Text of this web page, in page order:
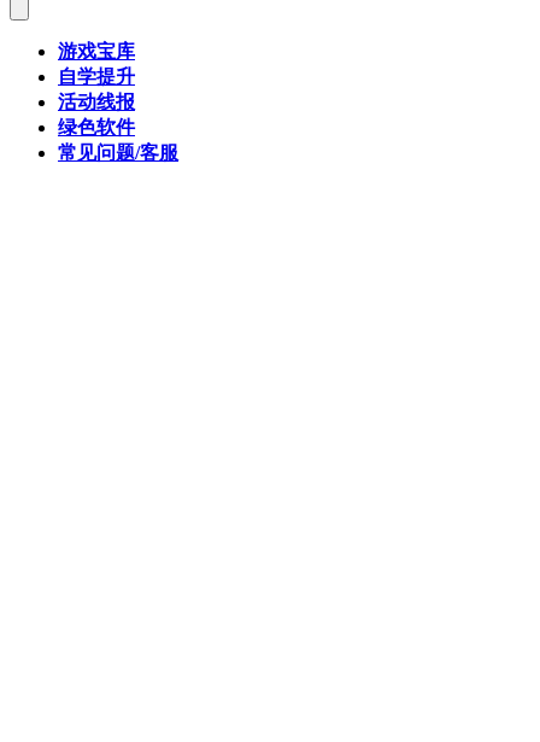
游戏宝库
自学提升
活动线报
绿色软件
常见问题/客服